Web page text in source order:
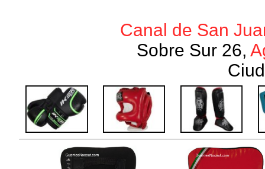
Canal de San
Sobre Sur 26,